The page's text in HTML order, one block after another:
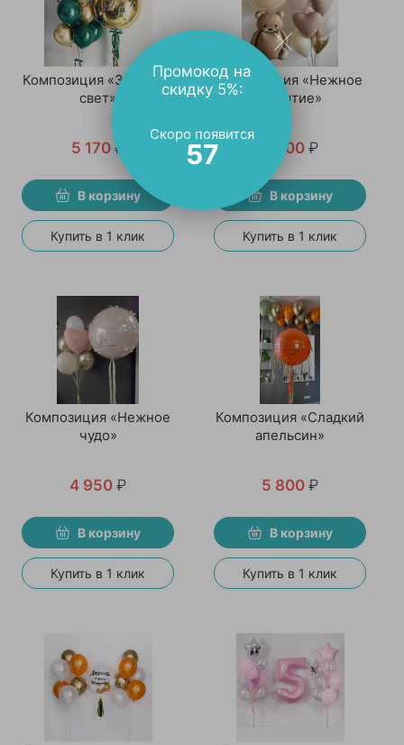
Композиция «Зеленый
свет»
5 170 ₽
В корзину
Купить в 1 клик
Композиция «Нежное
событие»
6 500 ₽
В корзину
Купить в 1 клик
Композиция «Нежное
чудо»
4 950 ₽
В корзину
Купить в 1 клик
Композиция «Сладкий
апельсин»
5 800 ₽
В корзину
Купить в 1 клик
Промокод на
скидку 5%:
Скоро появится
56